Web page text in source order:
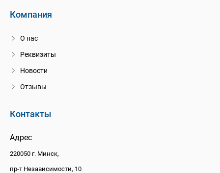
Компания
О нас
Реквизиты
Новости
Отзывы
Контакты
Адрес
220050 г. Минск,
пр-т Независимости, 10